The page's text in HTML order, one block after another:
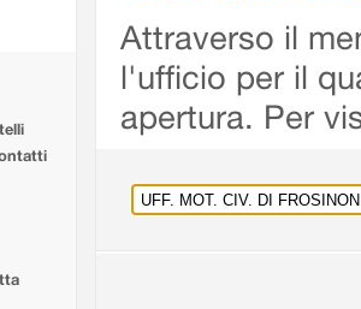
Attraverso il
l'ufficio per il
apertura. Per